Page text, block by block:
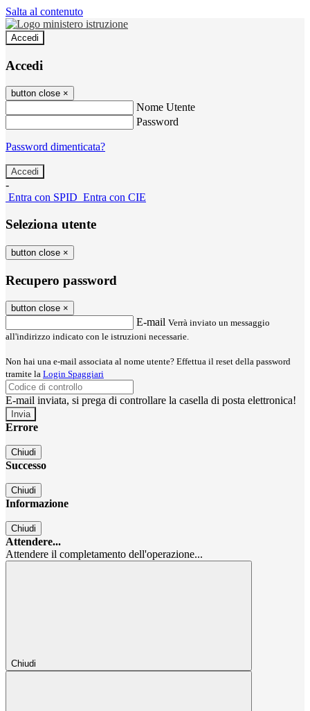
Salta al contenuto
Accedi
Accedi
button close ×
Nome Utente
Password
Password dimenticata?
-
Entra con SPID Entra con CIE
Seleziona utente
button close ×
Recupero password
button close ×
E-mail Verrà inviato un messaggio
all'indirizzo indicato con le istruzioni necessarie.
Non hai una e-mail associata al nome utente? Effettua il reset della password
tramite la Login Spaggiari
E-mail inviata, si prega di controllare la casella di posta elettronica!
Errore
Chiudi
Successo
Chiudi
Informazione
Chiudi
Attendere...
Attendere il completamento dell'operazione...
Chiudi